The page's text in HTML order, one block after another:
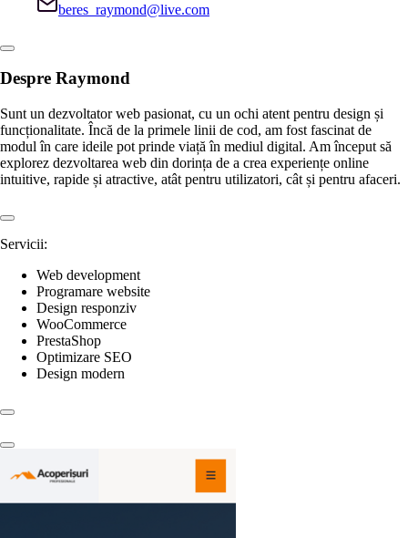
beres_raymond@live.com
Despre Raymond
Sunt un dezvoltator web pasionat, cu un ochi atent pentru design și
funcționalitate. Încă de la primele linii de cod, am fost fascinat de
modul în care ideile pot prinde viață în mediul digital. Am început să
explorez dezvoltarea web din dorința de a crea experiențe online
intuitive, rapide și atractive, atât pentru utilizatori, cât și pentru afaceri.
Servicii:
Web development
Programare website
Design responziv
WooCommerce
PrestaShop
Optimizare SEO
Design modern